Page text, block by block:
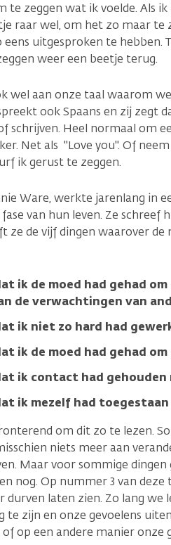
te zeggen wat ik voelde. Als
raar wel, om het zo maar te
uitgesproken te hebben.
weer een beetje terug.
wel aan onze taal waarom
ook Spaans en zij zegt
schrijven. Heel normaal om
Net als "Love you". Of
ik gerust te zeggen.
Ware, werkte jarenlang in
van hun leven. Ze
ze de vijf dingen waarover
ik de moed had gehad
de verwachtingen van
ik niet zo hard had
ik de moed had gehad
ik contact had gehouden
ik mezelf had
om dit zo te lezen.
niets meer aan
Maar voor sommige
nog. Op nummer 3 van
durven laten zien. Zo lang
te zijn en onze gevoelens
op een andere manier onze